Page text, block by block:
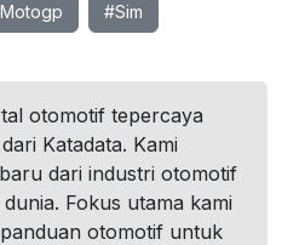
#Sim
otomotif tepercaya
Katadata. Kami
dari industri otomotif
Fokus utama kami
otomotif untuk